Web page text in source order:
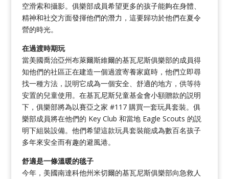
空滑索和攝影。俱樂部成員希望更多的孩子能夠在身體、
精神和社交方面發揮他們的潛力，這要歸功於他們在夏令
營的時光。
在過渡時期玩
當美國喬治亞州布萊爾斯維爾的基瓦尼斯俱樂部的成員得
知他們的社區正在建造一個過渡寄養家庭時，他們立即尋
找一種方法，説明它成為一個安全、舒適的地方，供等待
安置的兒童使用。在基瓦尼斯兒童基金會小額贈款的説明
下，俱樂部將為以賽亞之家 #117 購買一套玩具套裝。俱
樂部成員將在他們的 Key Club 和當地 Eagle Scouts 的説
明下組裝設備。他們希望這款玩具套裝能成為數百名孩子
多年來安全而有趣的避風港。
舒適是一條溫暖的毯子
今年，美國南達科他州米切爾的基瓦尼斯俱樂部向急救人